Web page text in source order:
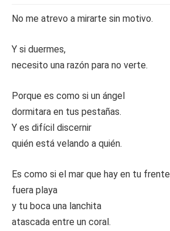
No me atrevo a mirarte sin motivo.
Y si duermes,
necesito una razón para no verte.
Porque es como si un ángel
dormitara en tus pestañas.
Y es difícil discernir
quién está velando a quién.
Es como si el mar que hay en tu frente
fuera playa
y tu boca una lanchita
atascada entre un coral.